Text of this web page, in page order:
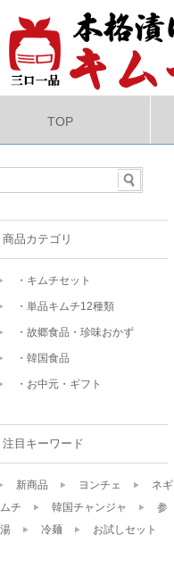
TOP
商品カテゴリ
・キムチセット
・単品キムチ12種類
・故郷食品・珍味おかず
・韓国食品
・お中元・ギフト
注目キーワード
新商品 ヨンチェ
ネギ
チ
韓国チャンジャ
参
冷麺 お試しセット